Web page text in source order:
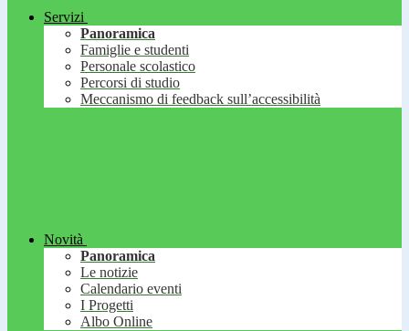
Servizi
Panoramica
Famiglie e studenti
Personale scolastico
Percorsi di studio
Meccanismo di feedback sull’accessibilità
Novità
Panoramica
Le notizie
Calendario eventi
I Progetti
Albo Online